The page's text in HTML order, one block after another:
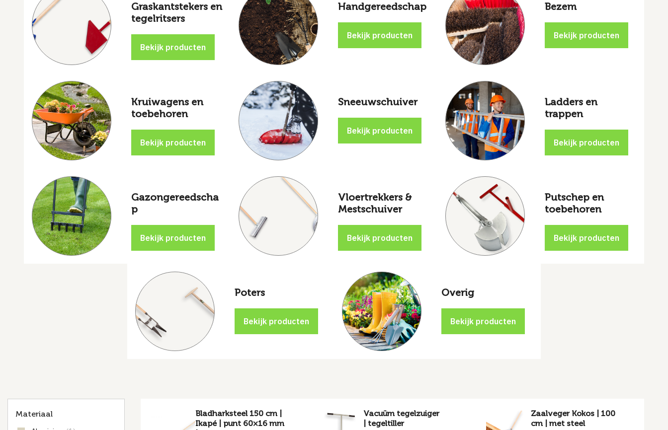
Materiaal
Graskantstekers en
tegelritsers
Handgereedschap Bezem
Kruiwagens en
toebehoren
Sneeuwschuiver
Ladders en
trappen
Gazongereedscha
p
Vloertrekkers &
Mestschuiver
Putschep en
toebehoren
Poters Overig
Bladharksteel 150 cm |
Ikapé | punt 60×16 mm
Vacuüm tegelzuiger
| tegeltiller
Zaalveger Kokos | 100
cm | met steel